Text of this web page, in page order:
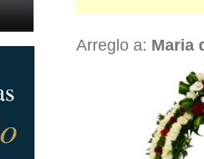
Arreglo a: Maria